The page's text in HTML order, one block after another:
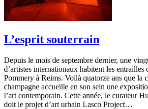
L’esprit souterrain
Depuis le mois de septembre dernier, une
d’artistes internationaux habitent les
Pommery à Reims. Voilà quatorze ans que la
champagne accueille en son sein une
l’art contemporain. Cette année, le curateur
doit le projet d’art urbain Lasco Project…